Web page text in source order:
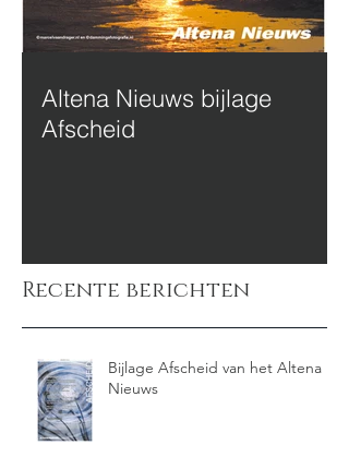
Altena Nieuws bijlage
Afscheid
Recente berichten
Bijlage Afscheid van het Altena
Nieuws